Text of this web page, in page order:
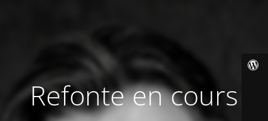
Refonte en cours